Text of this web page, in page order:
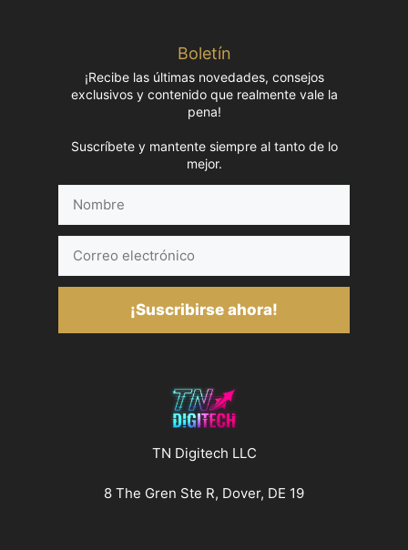
Boletín
¡Recibe las últimas novedades, consejos
exclusivos y contenido que realmente vale la
pena!
Suscríbete y mantente siempre al tanto de lo
mejor.
electrónico
¡Suscribirse ahora!
TN Digitech LLC
8 The Gren Ste R, Dover, DE 19